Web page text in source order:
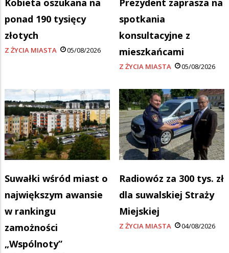
Kobieta oszukana na
ponad 190 tysięcy
złotych
Z ŻYCIA MIASTA 05/08/2026
Prezydent zaprasza na
spotkania
konsultacyjne z
mieszkańcami
Z ŻYCIA MIASTA 05/08/2026
Suwałki wśród miast o
największym awansie
w rankingu
zamożności
„Wspólnoty”
Radiowóz za 300 tys. zł
dla suwalskiej Straży
Miejskiej
Z ŻYCIA MIASTA 04/08/2026